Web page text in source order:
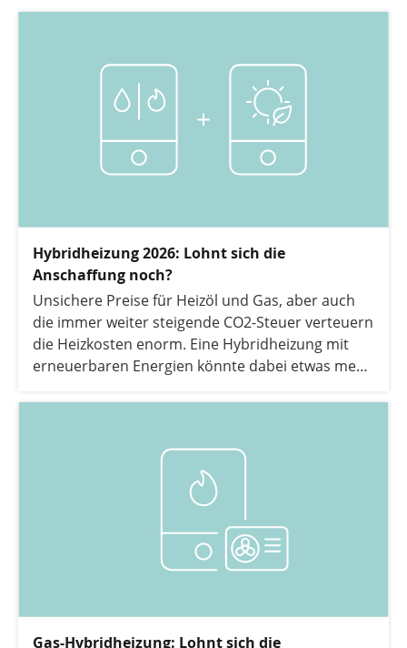
Hybridheizung 2026: Lohnt sich die
Anschaffung noch?
Unsichere Preise für Heizöl und Gas, aber auch
die immer weiter steigende CO2-Steuer verteuern
die Heizkosten enorm. Eine Hybridheizung mit
erneuerbaren Energien könnte dabei etwas mehr
ermöglichen. Doch lohnt sich eine Hybridheizung
geben wir in folgendem Artikel. Zudem
beleuchten wir, welche zukunftssicheren
Heizsysteme, die auf erneuerbaren Energien
basieren, eine bessere Alternative bieten können.
Gas-Hybridheizung: Lohnt sich die